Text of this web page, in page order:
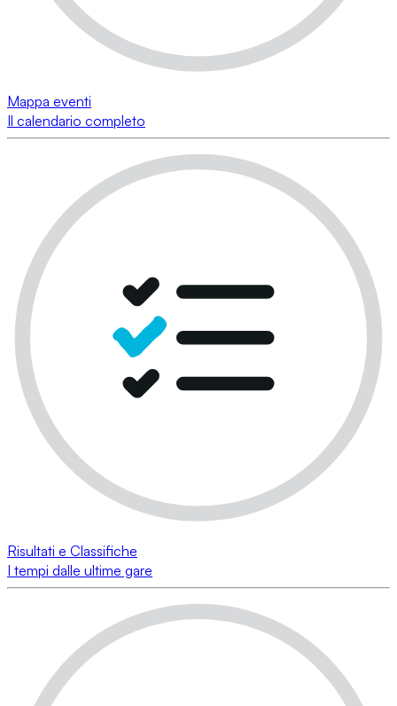
Mappa eventi
Il calendario completo
Risultati e Classifiche
I tempi dalle ultime gare